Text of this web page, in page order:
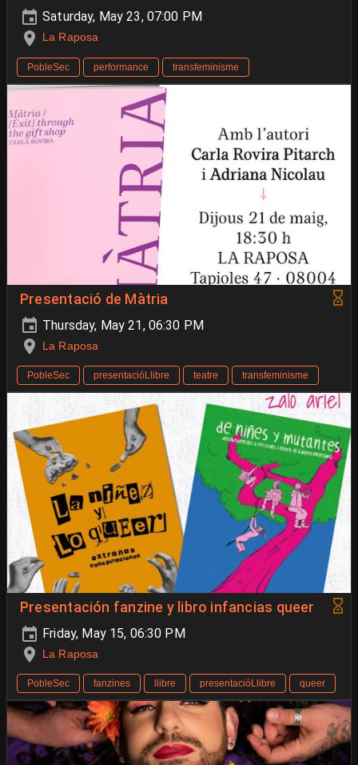
Saturday, May 23, 07:00 PM
La Raposa
PobleSec performance transfeminisme
Presentació de Màtria
Thursday, May 21, 06:30 PM
La Raposa
PobleSec presentacióLlibre teatre transfeminisme
Presentación fanzine y libro infancias queer
Friday, May 15, 06:30 PM
La Raposa
PobleSec fanzines llibre presentacióLlibre queer